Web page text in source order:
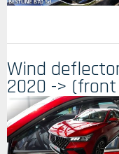
Wind
2020 ->